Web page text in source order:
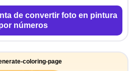
de convertir foto en pintura
números
coloring-page